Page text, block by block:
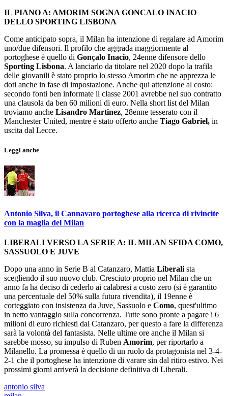
IL PIANO A: AMORIM SOGNA GONCALO INACIO
DELLO SPORTING LISBONA
Come anticipato sopra, il Milan ha intenzione di regalare ad Amorim
uno/due difensori. Il profilo che aggrada maggiormente al
portoghese è quello di Gonçalo Inacio, 24enne difensore dello
Sporting Lisbona. A lanciarlo da titolare nel 2020 dopo la trafila
delle giovanili è stato proprio lo stesso Amorim che ne apprezza le
doti anche in fase di impostazione. Anche qui attenzione al costo:
secondo fonti ben informate il classe 2001 avrebbe nel suo contratto
una clausola da ben 60 milioni di euro. Nella short list del Milan
troviamo anche Lisandro Martinez, 28enne tesserato con il
Manchester United, mentre è stato offerto anche Tiago Gabriel, in
uscita dal Lecce.
Leggi anche
Antonio Silva, il Cannavaro portoghese alla ricerca di rivincite
con la maglia del Milan
LIBERALI VERSO LA SERIE A: IL MILAN SFIDA COMO,
SASSUOLO E JUVE
Dopo una anno in Serie B al Catanzaro, Mattia Liberali sta
scegliendo il suo nuovo club. Cresciuto proprio nel Milan che un
anno fa ha deciso di cederlo ai calabresi a costo zero (si è garantito
una percentuale del 50% sulla futura rivendita), il 19enne è
corteggiato con insistenza da Juve, Sassuolo e Como, quest'ultimo
in netto vantaggio sulla concorrenza. Tutte sono pronte a pagare i 6
milioni di euro richiesti dal Catanzaro, per questo a fare la differenza
sarà la volontà del fantasista. Nelle ultime ore anche il Milan si
sarebbe mosso, su impulso di Ruben Amorim, per riportarlo a
Milanello. La promessa è quello di un ruolo da protagonista nel 3-4-
2-1 che il portoghese ha intenzione di varare sin dal ritiro estivo. Nei
prossimi giorni arriverà la decisione definitiva di Liberali.
antonio silva